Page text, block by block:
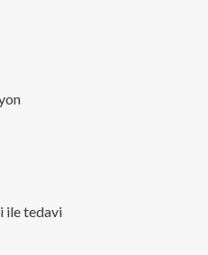
ile tedavi